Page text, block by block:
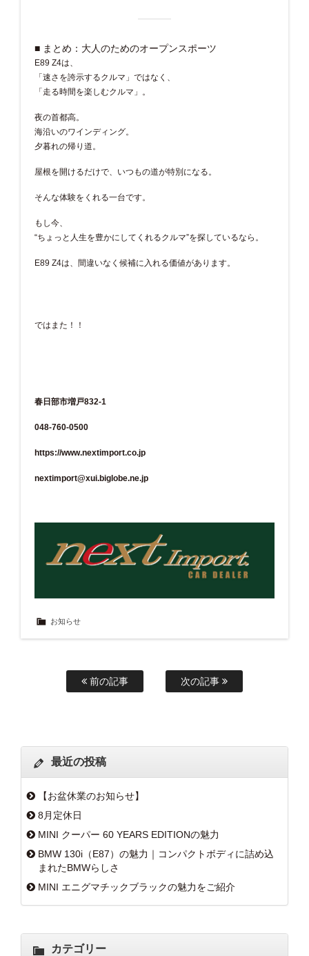
■ まとめ：大人のためのオープンスポーツ
E89 Z4は、
「速さを誇示するクルマ」ではなく、
「走る時間を楽しむクルマ」。
夜の首都高。
海沿いのワインディング。
夕暮れの帰り道。
屋根を開けるだけで、いつもの道が特別になる。
そんな体験をくれる一台です。
もし今、
“ちょっと人生を豊かにしてくれるクルマ”を探しているなら。
E89 Z4は、間違いなく候補に入れる価値があります。
ではまた！！
春日部市増戸832-1
048-760-0500
https://www.nextimport.co.jp
nextimport@xui.biglobe.ne.jp
お知らせ
前の記事 次の記事
最近の投稿
【お盆休業のお知らせ】
8月定休日
MINI クーパー 60 YEARS EDITIONの魅力
BMW 130i（E87）の魅力｜コンパクトボディに詰め込
まれたBMWらしさ
MINI エニグマチックブラックの魅力をご紹介
カテゴリー